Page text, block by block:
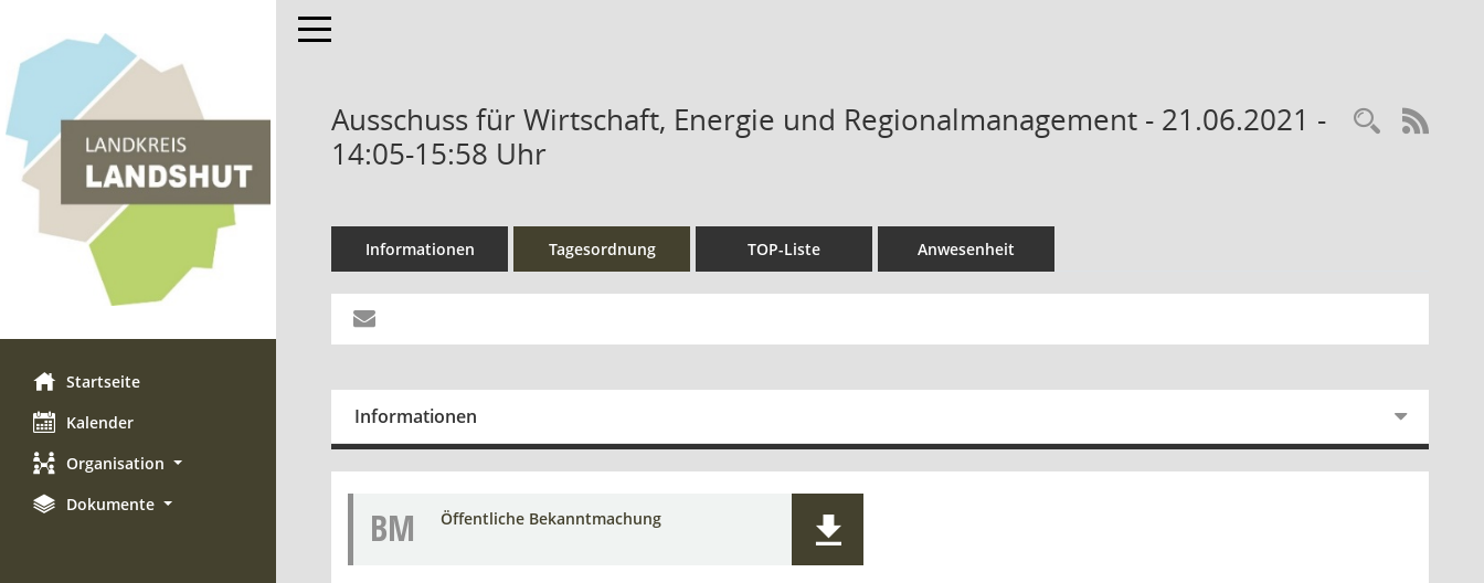
Startseite
Kalender
Organisation
Dokumente
Toggle navigation
Ausschuss für Wirtschaft, Energie und Regionalmanagement - 21.06.2021 -
14:05-15:58 Uhr
Informationen Tagesordnung TOP-Liste Anwesenheit
Informationen
BM Öffentliche Bekanntmachung